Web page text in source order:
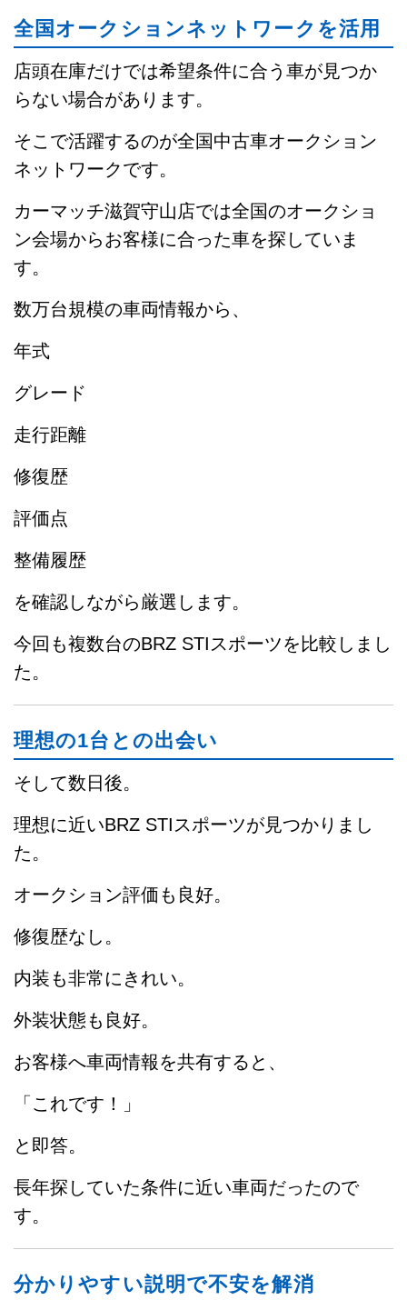
全国オークションネットワークを活用
店頭在庫だけでは希望条件に合う車が見つか
らない場合があります。
そこで活躍するのが全国中古車オークション
ネットワークです。
カーマッチ滋賀守山店では全国のオークショ
ン会場からお客様に合った車を探していま
す。
数万台規模の車両情報から、
年式
グレード
走行距離
修復歴
評価点
整備履歴
を確認しながら厳選します。
今回も複数台のBRZ STIスポーツを比較しまし
た。
理想の1台との出会い
そして数日後。
理想に近いBRZ STIスポーツが見つかりまし
た。
オークション評価も良好。
修復歴なし。
内装も非常にきれい。
外装状態も良好。
お客様へ車両情報を共有すると、
「これです！」
と即答。
長年探していた条件に近い車両だったので
す。
分かりやすい説明で不安を解消